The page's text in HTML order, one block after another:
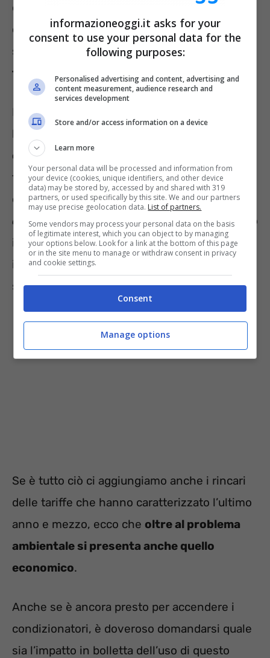
come oggi, vivere senza un condizionatore è
quasi impossibile o, comunque, prevede un
sacrificio non indifferente:con sudate
frequenti e nottate in bianco.
Le ragioni legate alle nuove temperature
hanno a che fare con i
climatici
fortuna esistono i condizionatori – dirà
qualcuno – ma in realtà questa storiaè un
cane che si morde la coda. Perché utilizzando
i condizionatori non si farà altro che
impattare sull’ambiente, peggiorando la
situazione climatica.
Se è tutto ciò ci aggiungiamo anche i rincari
delle tariffe che hanno caratterizzato l’ultimo
anno e mezzo, ecco che oltre al problema
ambientale si presenta anche quello
economico.
Anche se è ancora presto per accendere i
condizionatori, è doveroso domandarsi quale
sia l’impatto in bolletta dell’uso di questo
informazioneoggi.it asks for your
consent to use your personal data for the
following purposes:
Personalised advertising and content, advertising and
content measurement, audience research and
services development
Store and/or access information on a device
Learn more
Your personal data will be processed and information from
your device (cookies, unique identifiers, and other device
data) may be stored by, accessed by and shared with 319
partners, or used specifically by this site. We and our partners
may use precise geolocation data. List of partners.
Some vendors may process your personal data on the basis
of legitimate interest, which you can object to by managing
your options below. Look for a link at the bottom of this page
or in the site menu to manage or withdraw consent in privacy
and cookie settings.
Consent
Manage options